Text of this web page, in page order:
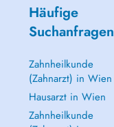
Häufige
Suchanfragen
Zahnheilkunde
(Zahnarzt) in Wien
Hausarzt in Wien
Zahnheilkunde